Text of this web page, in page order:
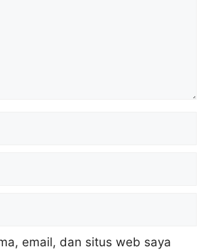
email, dan situs web saya